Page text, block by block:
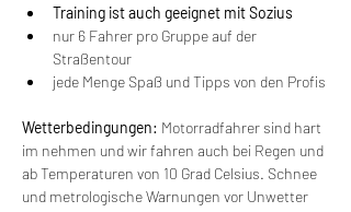
Training ist auch geeignet mit Sozius
nur 6 Fahrer pro Gruppe auf der
Straßentour
jede Menge Spaß und Tipps von den Profis
Wetterbedingungen: Motorradfahrer sind hart
im nehmen und wir fahren auch bei Regen und
ab Temperaturen von 10 Grad Celsius. Schnee
und metrologische Warnungen vor Unwetter